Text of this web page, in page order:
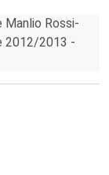
Manlio Rossi-
2012/2013 -